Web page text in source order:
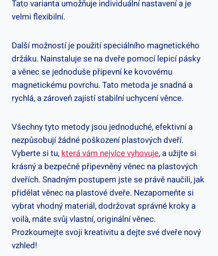
Tato varianta umožňuje individuální nastavení a je
velmi flexibilní.
Další možností je použití speciálního magnetického
držáku. Nainstaluje se na dveře pomocí lepicí pásky
a věnec se jednoduše připevní ke kovovému
magnetickému povrchu. Tato metoda je snadná a
rychlá, a zároveň zajistí stabilní uchycení věnce.
Všechny tyto metody jsou jednoduché, efektivní a
nezpůsobují žádné poškození plastových dveří.
Vyberte si tu,která vám nejvíce vyhovuje, a užijte si
krásný a bezpečně připevněný věnec na plastových
dveřích. Snadným postupem jste se právě naučili, jak
přidělat věnec na plastové dveře. Nezapomeňte si
vybrat vhodný materiál, dodržovat správné kroky a
voilà, máte svůj vlastní, originální věnec.
Prozkoumejte svoji kreativitu a dejte své dveře nový
vzhled!